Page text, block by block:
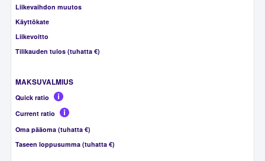
Liikevaihdon muutos
Käyttökate
Liikevoitto
Tilikauden tulos (tuhatta €)
MAKSUVALMIUS
Quick ratio
Current ratio
Oma pääoma (tuhatta €)
Taseen loppusumma (tuhatta €)